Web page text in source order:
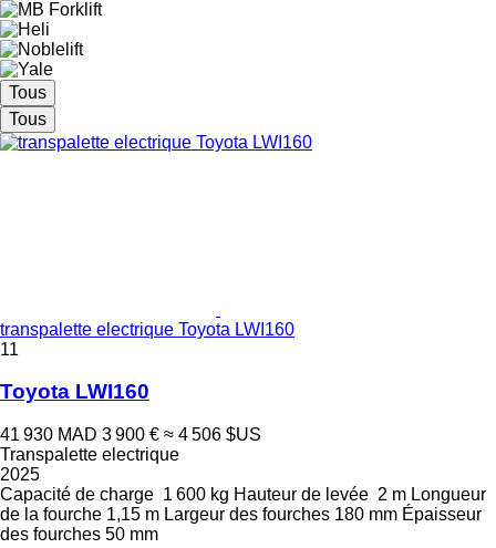
Tous
Tous
transpalette electrique Toyota LWI160
11
Toyota LWI160
41 930 MAD 3 900 € ≈ 4 506 $US
Transpalette electrique
2025
Capacité de charge 1 600 kg Hauteur de levée 2 m Longueur
de la fourche 1,15 m Largeur des fourches 180 mm Épaisseur
des fourches 50 mm